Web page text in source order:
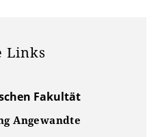
Links
Fakultät
Angewandte